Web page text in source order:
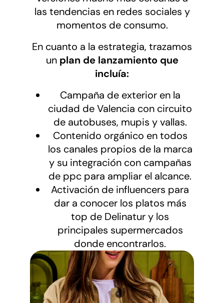
las tendencias en redes sociales y
momentos de consumo.
En cuanto a la estrategia, trazamos
un plan de lanzamiento que
incluía:
Campaña de exterior en la
ciudad de Valencia con circuito
de autobuses, mupis y vallas.
Contenido orgánico en todos
los canales propios de la marca
y su integración con campañas
de ppc para ampliar el alcance.
Activación de influencers para
dar a conocer los platos más
top de Delinatur y los
principales supermercados
donde encontrarlos.